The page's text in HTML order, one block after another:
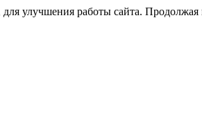
улучшения работы сайта. Продолжая